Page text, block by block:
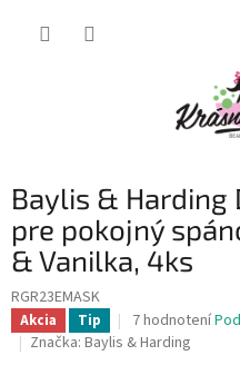
Baylis & Harding
pre pokojný
& Vanilka, 4ks
RGR23EMASK
Akcia Tip
Priemerné
hodnotenie
7 hodnotení
Značka: Baylis & Harding